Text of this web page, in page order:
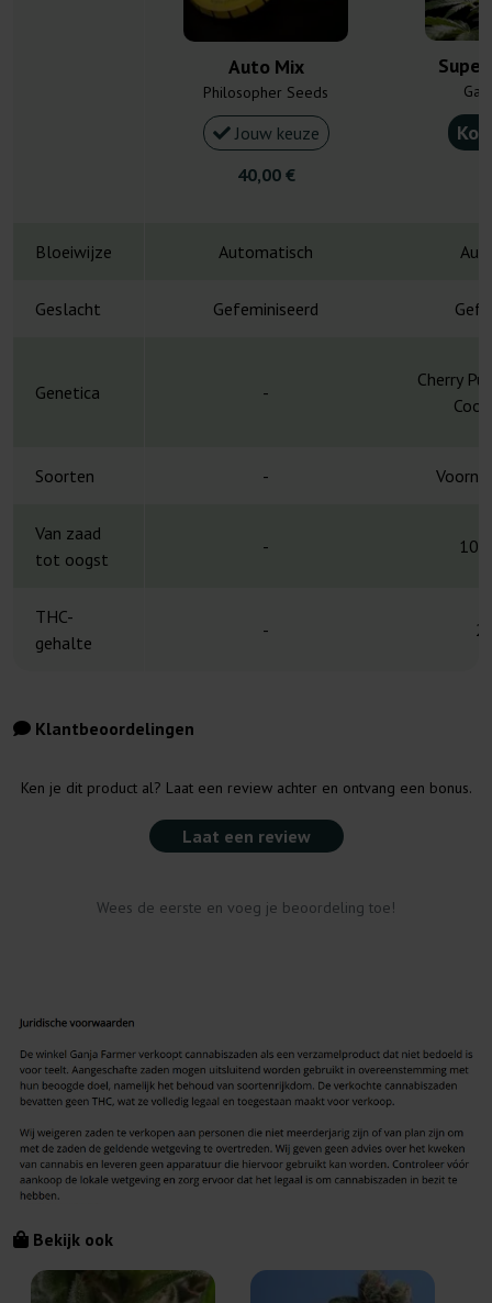
Auto Mix
Philosopher Seeds
Jouw keuze
40,00 €
Bloeiwijze Automatisch
Geslacht Gefeminiseerd
Genetica -
Cherry
Soorten -
Van zaad
tot oogst
- 10-
THC-
gehalte
-
Klantbeoordelingen
Ken je dit product al? Laat een review achter en ontvang een bonus.
Laat een review
Wees de eerste en voeg je beoordeling toe!
Bekijk ook